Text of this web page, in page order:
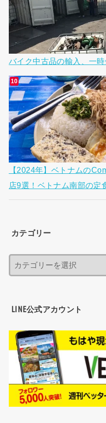
バイク中古品の輸入、一
【2024年】ベトナムの
店9選！ベトナム南部の定
カテゴリー
LINE公式アカウント